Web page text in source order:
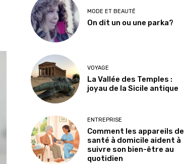
MODE ET BEAUTÉ
On dit un ou une parka?
VOYAGE
La Vallée des Temples :
joyau de la Sicile antique
ENTREPRISE
Comment les appareils de
santé à domicile aident à
suivre son bien-être au
quotidien